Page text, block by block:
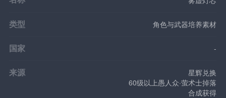
类型 角色与武器培养素材
国家 -
来源
星辉兑换
60级以上愚人众·萤术士掉落
合成获得